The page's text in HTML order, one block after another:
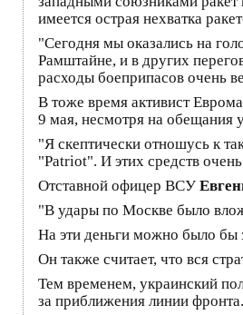
имеется острая нехватка
"Сегодня мы оказались на
Рамштайне, и в других
расходы боеприпасов очень
В тоже время активист
9 мая, несмотря на обещания
"Я скептически отношусь к
"Patriot". И этих средств
Отставной офицер ВСУ
"В удары по Москве было
На эти деньги можно было бы
Он также считает, что вся
Тем временем, украинский
за приближения линии фронта.